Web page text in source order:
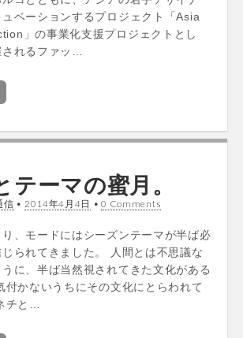
ベーションするプロジェクト「Asia
」の事業化支援プロジェクトとし
れるファッ…
テーマの蜜月。
信 • 2014年4月4日 •0 Comments
、モードにはシーズンテーマが半ば必
られてきました。 人間とは不思議な
に、半ば当然視されてきた文化がある
付かないうちにその文化にとらわれて
チと…